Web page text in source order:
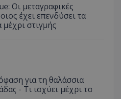
Οι μεταγραφικές
έχει επενδύσει τα
στιγμής
για τη θαλάσσια
- Τι ισχύει μέχρι το